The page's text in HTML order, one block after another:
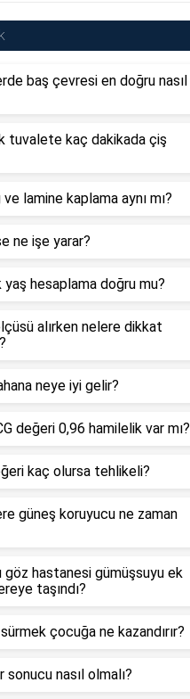
baş çevresi en doğru nasıl
tuvalete kaç dakikada çiş
ve lamine kaplama aynı mı?
ne işe yarar?
yaş hesaplama doğru mu?
alırken nelere dikkat
neye iyi gelir?
değeri 0,96 hamilelik var mı?
kaç olursa tehlikeli?
güneş koruyucu ne zaman
göz hastanesi gümüşsuyu ek
taşındı?
çocuğa ne kazandırır?
sonucu nasıl olmalı?